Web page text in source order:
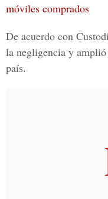
móviles comprados
De acuerdo con
la negligencia y
país.